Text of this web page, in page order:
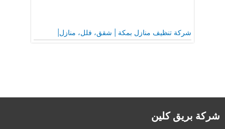
شركة تنظيف منازل بمكة | شقق، فلل، منازل|
شركة بريق كلين